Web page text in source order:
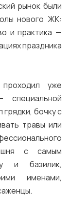
рынок были
нового ЖК:
и практика —
праздника
уже
специальной
бочку с
травы или
с самым
и базилик,
именами,